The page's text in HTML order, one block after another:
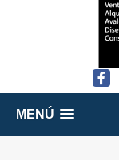
MENÚ